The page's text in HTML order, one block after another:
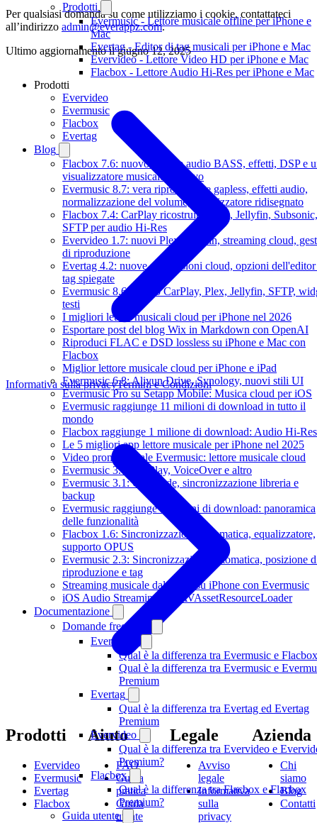
Prodotti
Evermusic - Lettore musicale offline per iPhone e
Mac
Evertag - Editor di tag musicali per iPhone e Mac
Evervideo - Lettore Video HD per iPhone e Mac
Flacbox - Lettore Audio Hi-Res per iPhone e Mac
Prodotti
Evervideo
Evermusic
Flacbox
Evertag
Blog
Flacbox 7.6: nuovo motore audio BASS, effetti, DSP e
visualizzatore musicale dal vivo
Evermusic 8.7: vera riproduzione gapless, effetti audio,
normalizzazione del volume, equalizzatore ridisegnato
Flacbox 7.4: CarPlay ricostruito, Plex, Jellyfin, Subsonic,
SFTP per audio Hi-Res
Evervideo 1.7: nuovi Plex, Jellyfin, streaming cloud,
di riproduzione
Evertag 4.2: nuove connessioni cloud, opzioni
tag spiegate
Evermusic 8.6: nuovo CarPlay, Plex, Jellyfin, SFTP,
testi
I migliori lettori musicali cloud per iPhone nel 2026
Esportare post del blog Wix in Markdown con OpenAI
Riproduci FLAC e DSD lossless su iPhone e Mac con
Flacbox
Miglior lettore musicale cloud per iPhone e iPad
Evermusic 6.8: Aliyun Drive, Synology, nuovi stili UI
Evermusic Pro su Setapp Mobile: Musica cloud per iOS
Evermusic raggiunge 11 milioni di download in tutto il
mondo
Flacbox raggiunge 1 milione di download: Audio Hi-Res
Le 5 migliori app lettore musicale per iPhone nel 2025
Video promozionale Evermusic: lettore musicale cloud
Evermusic 3.6: CarPlay, VoiceOver e altro
Evermusic 3.1: Crossfade, sincronizzazione libreria e
backup
Evermusic raggiunge 3 milioni di download: panoramica
delle funzionalità
Flacbox 1.6: Sincronizzazione automatica, equalizzatore,
supporto OPUS
Evermusic 2.3: Sincronizzazione automatica, posizione
riproduzione e tag
Streaming musicale dal cloud su iPhone con Evermusic
iOS Audio Streaming con AVAssetResourceLoader
Documentazione
Domande frequenti
Evermusic
Qual è la differenza tra Evermusic e Flacbox
Qual è la differenza tra Evermusic e
Premium
Evertag
Qual è la differenza tra Evertag ed Evertag
Premium
Evervideo
Qual è la differenza tra Evervideo e
Premium?
Flacbox
Qual è la differenza tra Flacbox e Flacbox
Premium?
Guida utente
Per qualsiasi domanda su come utilizziamo i cookie, contattateci
all’indirizzo admin@everappz.com.
Ultimo aggiornamento ilgiugno 12, 2025
Informativa sulla privacyTermini e Condizioni
Prodotti
Evervideo
Evermusic
Evertag
Flacbox
Aiuto
FAQ
Guida
pratica
Guida
utente
Legale
Avviso
legale
Informativa
sulla
privacy
Azienda
Chi
siamo
Blog
Contatti